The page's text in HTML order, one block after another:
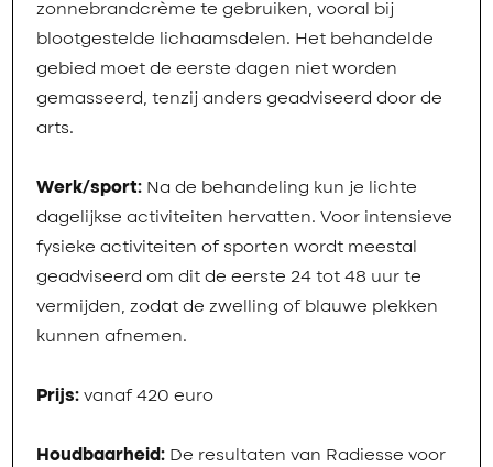
zonnebrandcrème te gebruiken, vooral bij
blootgestelde lichaamsdelen. Het behandelde
gebied moet de eerste dagen niet worden
gemasseerd, tenzij anders geadviseerd door de
arts.
Werk/sport: Na de behandeling kun je lichte
dagelijkse activiteiten hervatten. Voor intensieve
fysieke activiteiten of sporten wordt meestal
geadviseerd om dit de eerste 24 tot 48 uur te
vermijden, zodat de zwelling of blauwe plekken
kunnen afnemen.
Prijs:vanaf 420 euro
Houdbaarheid: De resultaten van Radiesse voor